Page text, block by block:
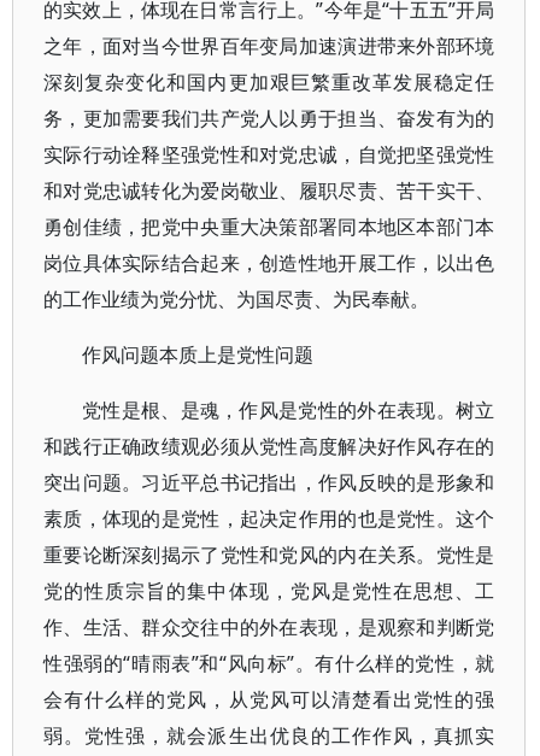
的实效上，体现在日常言行上。”今年是“十五五”开局
之年，面对当今世界百年变局加速演进带来外部环境
深刻复杂变化和国内更加艰巨繁重改革发展稳定任
务，更加需要我们共产党人以勇于担当、奋发有为的
实际行动诠释坚强党性和对党忠诚，自觉把坚强党性
和对党忠诚转化为爱岗敬业、履职尽责、苦干实干、
勇创佳绩，把党中央重大决策部署同本地区本部门本
岗位具体实际结合起来，创造性地开展工作，以出色
的工作业绩为党分忧、为国尽责、为民奉献。
作风问题本质上是党性问题
党性是根、是魂，作风是党性的外在表现。树立
和践行正确政绩观必须从党性高度解决好作风存在的
突出问题。习近平总书记指出，作风反映的是形象和
素质，体现的是党性，起决定作用的也是党性。这个
重要论断深刻揭示了党性和党风的内在关系。党性是
党的性质宗旨的集中体现，党风是党性在思想、工
作、生活、群众交往中的外在表现，是观察和判断党
性强弱的“晴雨表”和“风向标”。有什么样的党性，就
会有什么样的党风，从党风可以清楚看出党性的强
弱。党性强，就会派生出优良的工作作风，真抓实